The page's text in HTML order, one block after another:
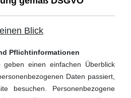
Blick
Pflichtinformationen
geben einen einfachen Überblick
Daten passiert,
besuchen. Personenbezogene